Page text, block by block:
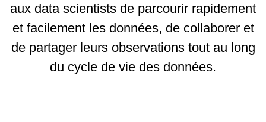
aux data scientists de parcourir rapidement
et facilement les données, de collaborer et
de partager leurs observations tout au long
du cycle de vie des données.